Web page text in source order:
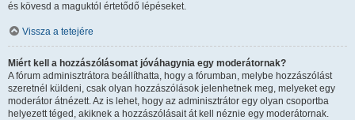
és kövesd a maguktól értetődő lépéseket.
Vissza a tetejére
Miért kell a hozzászólásomat jóváhagynia egy moderátornak?
A fórum adminisztrátora beállíthatta, hogy a fórumban, melybe hozzászólást
szeretnél küldeni, csak olyan hozzászólások jelenhetnek meg, melyeket egy
moderátor átnézett. Az is lehet, hogy az adminisztrátor egy olyan csoportba
helyezett téged, akiknek a hozzászólásait át kell néznie egy moderátornak.